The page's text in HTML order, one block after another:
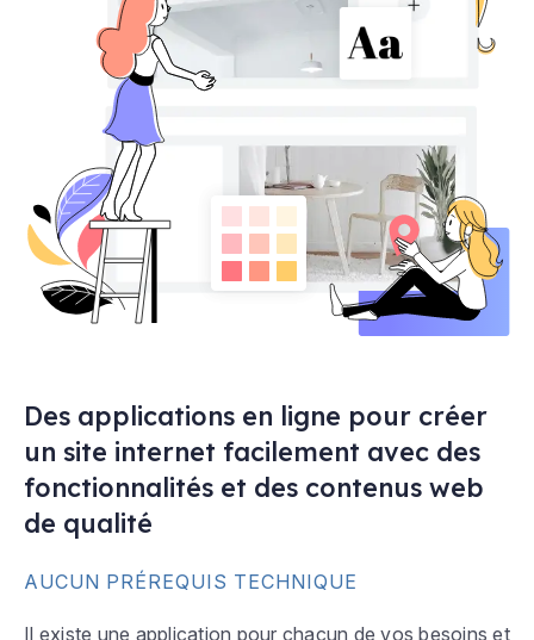
Des applications en ligne pour créer
un site internet facilement avec des
fonctionnalités et des contenus web
de qualité
AUCUN PRÉREQUIS TECHNIQUE
Il existe une application pour chacun de vos besoins et